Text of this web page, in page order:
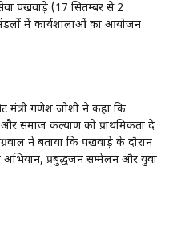
सेवा पखवाड़े (17 सितम्बर से 2
में कार्यशालाओं का आयोजन
मंत्री गणेश जोशी ने कहा कि
और समाज कल्याण को प्राथमिकता दे
ने बताया कि पखवाड़े के दौरान
अभियान, प्रबुद्धजन सम्मेलन और युवा